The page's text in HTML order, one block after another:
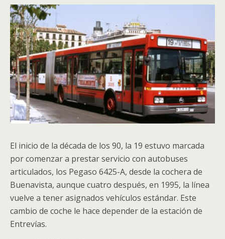
El inicio de la década de los 90, la 19 estuvo marcada
por comenzar a prestar servicio con autobuses
articulados, los Pegaso 6425-A, desde la cochera de
Buenavista, aunque cuatro después, en 1995, la línea
vuelve a tener asignados vehículos estándar. Este
cambio de coche le hace depender de la estación de
Entrevías.